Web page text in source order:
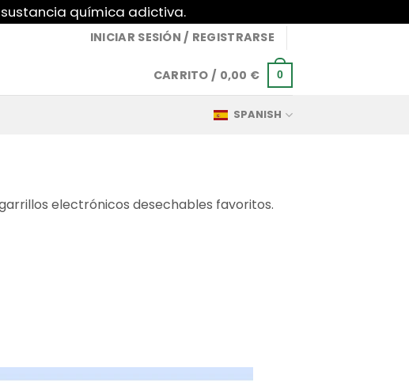
sustancia química adictiva.
INICIAR SESIÓN / REGISTRARSE
CARRITO / 0,00 € 0
SPANISH
electrónicos desechables favoritos.